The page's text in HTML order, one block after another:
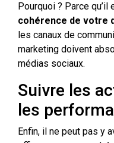
Pourquoi ? Parce
cohérence de votre
les canaux de
marketing doivent
médias sociaux.
Suivre les
les
Enfin, il ne peut pas y